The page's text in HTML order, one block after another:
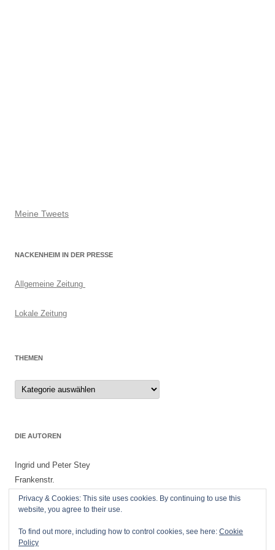
Meine Tweets
NACKENHEIM IN DER PRESSE
Allgemeine Zeitung
Lokale Zeitung
THEMEN
Themen
DIE AUTOREN
Ingrid und Peter Stey
Frankenstr.
55299 Nackenheim
Privacy & Cookies: This site uses cookies. By continuing to use this
website, you agree to their use.
To find out more, including how to control cookies, see here: Cookie
Policy